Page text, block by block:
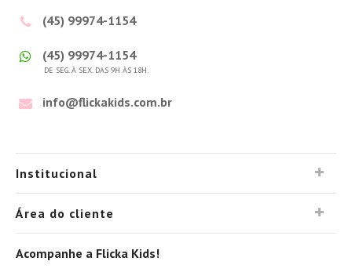
(45) 99974-1154
(45) 99974-1154
DE SEG. À SEX. DAS 9H ÀS 18H.
info@flickakids.com.br
Institucional
Área do cliente
Acompanhe a Flicka Kids!